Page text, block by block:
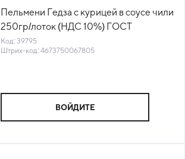
Пельмени Гедза с курицей в соусе чили
250гр/лоток (НДС 10%) ГОСТ
Qummy™ Россия (КОД 39795) (-18°С)
Код: 39795
Штрих-код: 4673750067805
ВОЙДИТЕ